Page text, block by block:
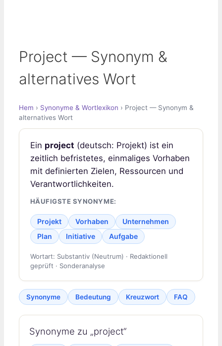
Project — Synonym &
alternatives Wort
Hem › Synonyme & Wortlexikon › Project — Synonym &
alternatives Wort
Ein project (deutsch: Projekt) ist ein
zeitlich befristetes, einmaliges Vorhaben
mit definierten Zielen, Ressourcen und
Verantwortlichkeiten.
HÄUFIGSTE SYNONYME:
Projekt Vorhaben
Unternehmen
Plan
Initiative Aufgabe
Wortart: Substantiv (Neutrum) · Redaktionell
geprüft · Sonderanalyse
Synonyme Bedeutung Kreuzwort FAQ
Synonyme zu „project“